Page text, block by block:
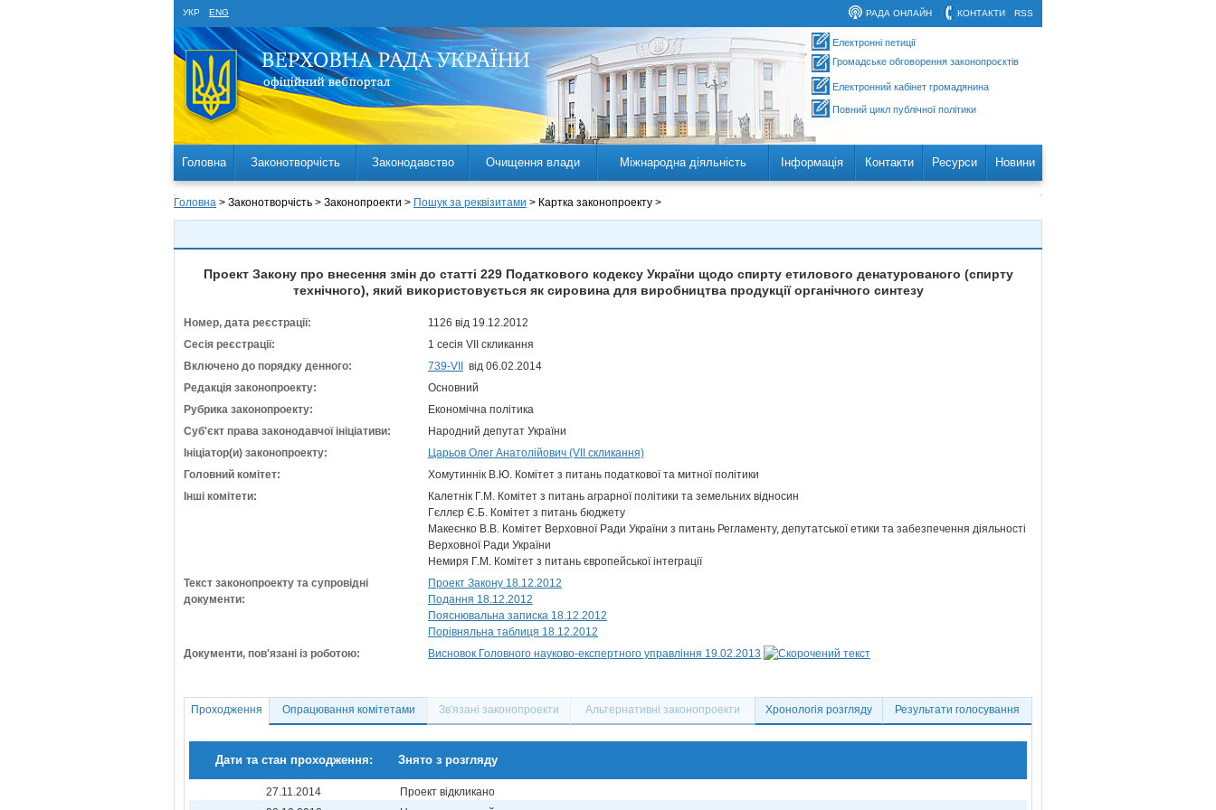
УКР ENG RSS
КОНТАКТИ
РАДА ОНЛАЙН
Електронні петиції
Громадське обговорення законопроєктів
Електронний кабінет громадянина
Повний цикл публічної політики
Головна Законотворчість Законодавство Очищення влади Міжнародна діяльність Інформація Контакти Ресурси Новини
Головна > Законотворчість > Законопроекти > Пошук за реквізитами > Картка законопроекту >
Проект Закону про внесення змін до статті 229 Податкового кодексу України щодо спирту етилового денатурованого (спирту
технічного), який використовується як сировина для виробництва продукції органічного синтезу
Номер, дата реєстрації:
1126 від 19.12.2012
Сесія реєстрації:
1 сесія VII скликання
Включено до порядку денного:
739-VII
від 06.02.2014
Редакція законопроекту:
Основний
Рубрика законопроекту:
Економічна політика
Суб'єкт права законодавчої ініціативи:
Народний депутат України
Ініціатор(и) законопроекту:
Царьов Олег Анатолійович (VII скликання)
Головний комітет:
Хомутиннік В.Ю. Комітет з питань податкової та митної політики
Інші комітети:
Калетнік Г.М. Комітет з питань аграрної політики та земельних відносин
Гєллєр Є.Б. Комітет з питань бюджету
Макеєнко В.В. Комітет Верховної Ради України з питань Регламенту, депутатської етики та забезпечення діяльності
Верховної Ради України
Немиря Г.М. Комітет з питань європейської інтеграції
Текст законопроекту та супровідні
документи:
Проект Закону 18.12.2012
Подання 18.12.2012
Пояснювальна записка 18.12.2012
Порівняльна таблиця 18.12.2012
Документи, пов'язані із роботою:
Висновок Головного науково-експертного управління 19.02.2013
Проходження Опрацювання комітетами Зв'язані законопроекти Альтернативні законопроекти Хронологія розгляду Результати голосування
Дати та стан проходження: Знято з розгляду
27.11.2014
Проект відкликано